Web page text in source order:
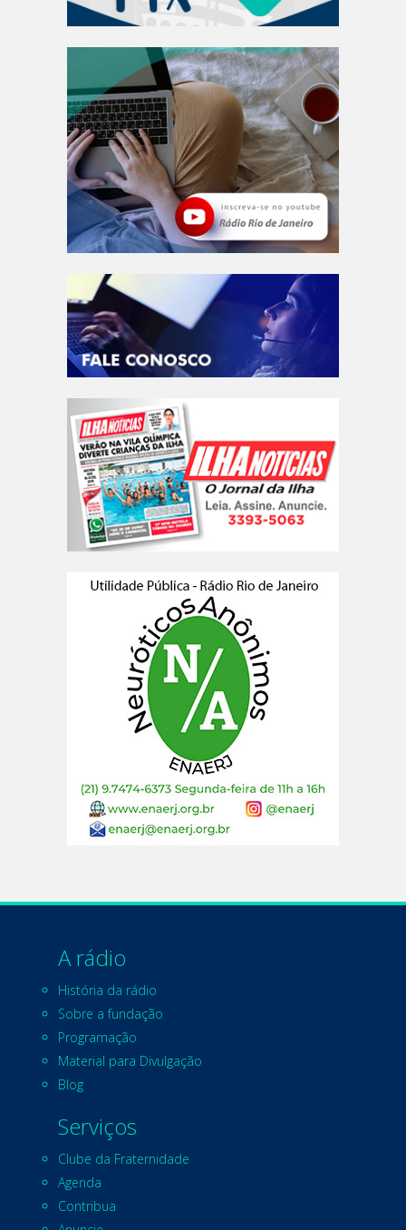
A rádio
História da rádio
Sobre a fundação
Programação
Material para Divulgação
Blog
Serviços
Clube da Fraternidade
Agenda
Contribua